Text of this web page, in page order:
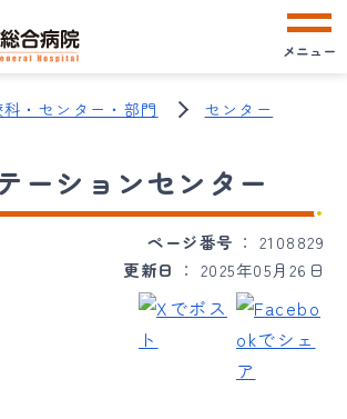
メニュー
・センター・部門 センター
ーションセンター
ページ番号
2108829
更新日
2025年05月26日